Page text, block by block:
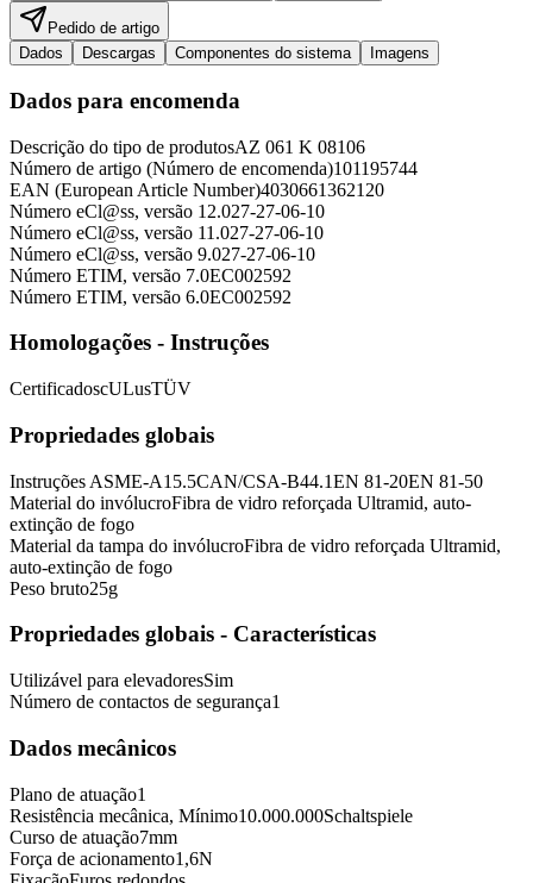
Pedido de artigo
Dados
Descargas Componentes do sistema Imagens
Dados para encomenda
Descrição do tipo de produtosAZ 061 K 08106
Número de artigo (Número de encomenda)101195744
EAN (European Article Number)4030661362120
Número eCl@ss, versão 12.027-27-06-10
Número eCl@ss, versão 11.027-27-06-10
Número eCl@ss, versão 9.027-27-06-10
Número ETIM, versão 7.0EC002592
Número ETIM, versão 6.0EC002592
Homologações - Instruções
CertificadoscULusTÜV
Propriedades globais
Instruções ASME-A15.5CAN/CSA-B44.1EN 81-20EN 81-50
Material do invólucroFibra de vidro reforçada Ultramid, auto-
extinção de fogo
Material da tampa do invólucroFibra de vidro reforçada Ultramid,
auto-extinção de fogo
Peso bruto25g
Propriedades globais - Características
Utilizável para elevadoresSim
Número de contactos de segurança1
Dados mecânicos
Plano de atuação1
Resistência mecânica, Mínimo10.000.000Schaltspiele
Curso de atuação7mm
Força de acionamento1,6N